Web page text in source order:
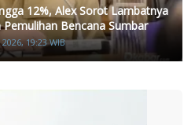
12%, Alex Sorot Lambatnya
Pemulihan Bencana Sumbar
19:23 WIB